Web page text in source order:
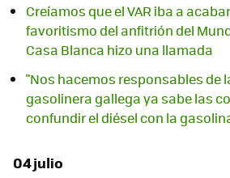
Creíamos que el VAR iba a
favoritismo del anfitrión del
Casa Blanca hizo una llamada
"Nos hacemos responsables de
gasolinera gallega ya sabe las
confundir el diésel con la
04 julio